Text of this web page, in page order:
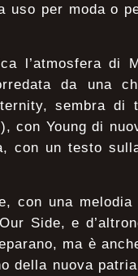
uso per moda o
l’atmosfera di
da una
sembra
con Young di
con un testo
con una
Side, e
ma è
della nuova